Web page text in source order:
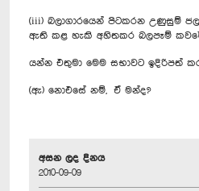
(iii) බලාගාරයෙන් පිටකරන උණුසුම්
ඇති කළ හැකි අහිතකර බලපෑම්
යන්න එතුමා මෙම සභාවට ඉදිරිපත්
(ඇ) නොඑසේ නම්, ඒ මන්ද?
අසන ලද දිනය
2010-09-09